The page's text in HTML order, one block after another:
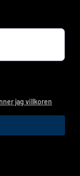
jag villkoren